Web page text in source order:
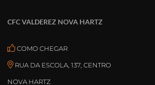
CFC VALDEREZ NOVA HARTZ
COMO CHEGAR
RUA DA ESCOLA, 137, CENTRO
NOVA HARTZ